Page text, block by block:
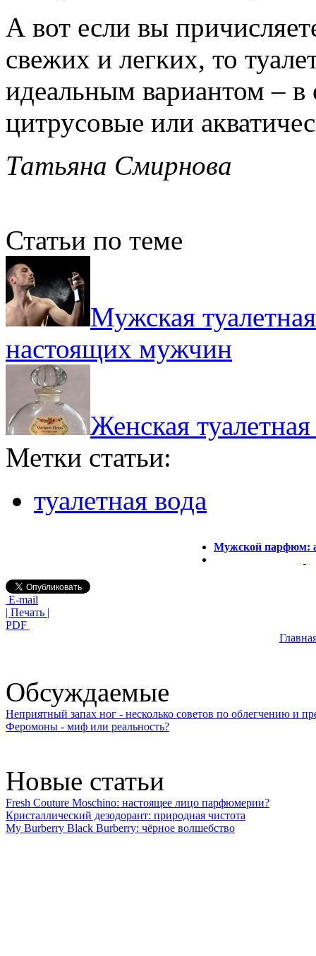
А вот если вы
свежих и легких, то
идеальным вариантом – в
цитрусовые или
Татьяна Смирнова
Статьи по теме
Мужская
настоящих мужчин
Женская
Метки статьи:
туалетная вода
Мужской парфюм:
E-mail
| Печать |
PDF
Обсуждаемые
Неприятный запах ног - несколько советов по облегчению и
Феромоны - миф или реальность?
Новые статьи
Fresh Couture Moschino: настоящее лицо парфюмерии?
Кристаллический дезодорант: природная чистота
My Burberry Black Burberry: чёрное волшебство